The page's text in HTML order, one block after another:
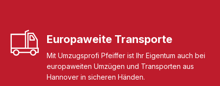
Europaweite Transporte
Mit Umzugsprofi Pfeiffer ist Ihr Eigentum auch bei
europaweiten Umzügen und Transporten aus
Hannover in sicheren Händen.